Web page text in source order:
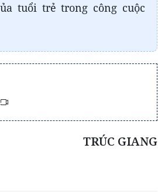
tuổi trẻ trong công cuộc
TRÚC GIANG